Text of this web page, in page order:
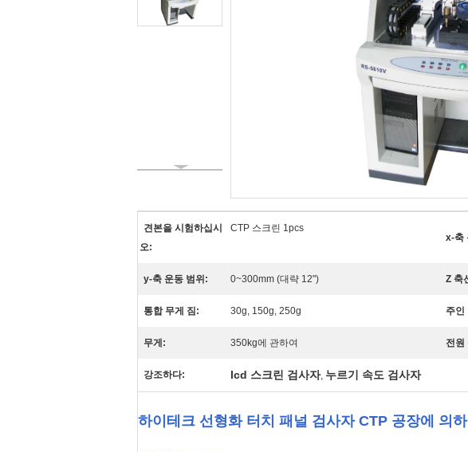
견본을 시험하십시
오:
CTP 스크린 1pcs
x-축
y-축 운동 범위: 0~300mm (대략 12") Z 축
통합 무게 짐: 30g, 150g, 250g 주인
무게: 350kg에 관하여 전원
강조하다: lcd 스크린 검사자, 누르기 속도 검사자
하이테크 선형화 터치 패널 검사자 CTP 공장에 의